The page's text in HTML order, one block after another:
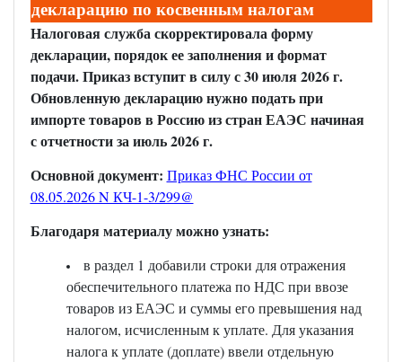
декларацию по косвенным налогам
Налоговая служба скорректировала форму
декларации, порядок ее заполнения и формат
подачи. Приказ вступит в силу с 30 июля 2026 г.
Обновленную декларацию нужно подать при
импорте товаров в Россию из стран ЕАЭС начиная
с отчетности за июль 2026 г.
Основной документ: Приказ ФНС России от
08.05.2026 N КЧ-1-3/299@
Благодаря материалу можно узнать:
в раздел 1 добавили строки для отражения
обеспечительного платежа по НДС при ввозе
товаров из ЕАЭС и суммы его превышения над
налогом, исчисленным к уплате. Для указания
налога к уплате (доплате) ввели отдельную